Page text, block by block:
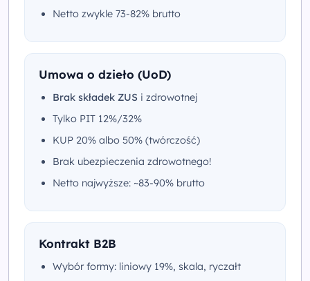
Netto zwykle 73-82% brutto
Umowa o dzieło (UoD)
Brak składek ZUS i zdrowotnej
Tylko PIT 12%/32%
KUP 20% albo 50% (twórczość)
Brak ubezpieczenia zdrowotnego!
Netto najwyższe: ~83-90% brutto
Kontrakt B2B
Wybór formy: liniowy 19%, skala, ryczałt